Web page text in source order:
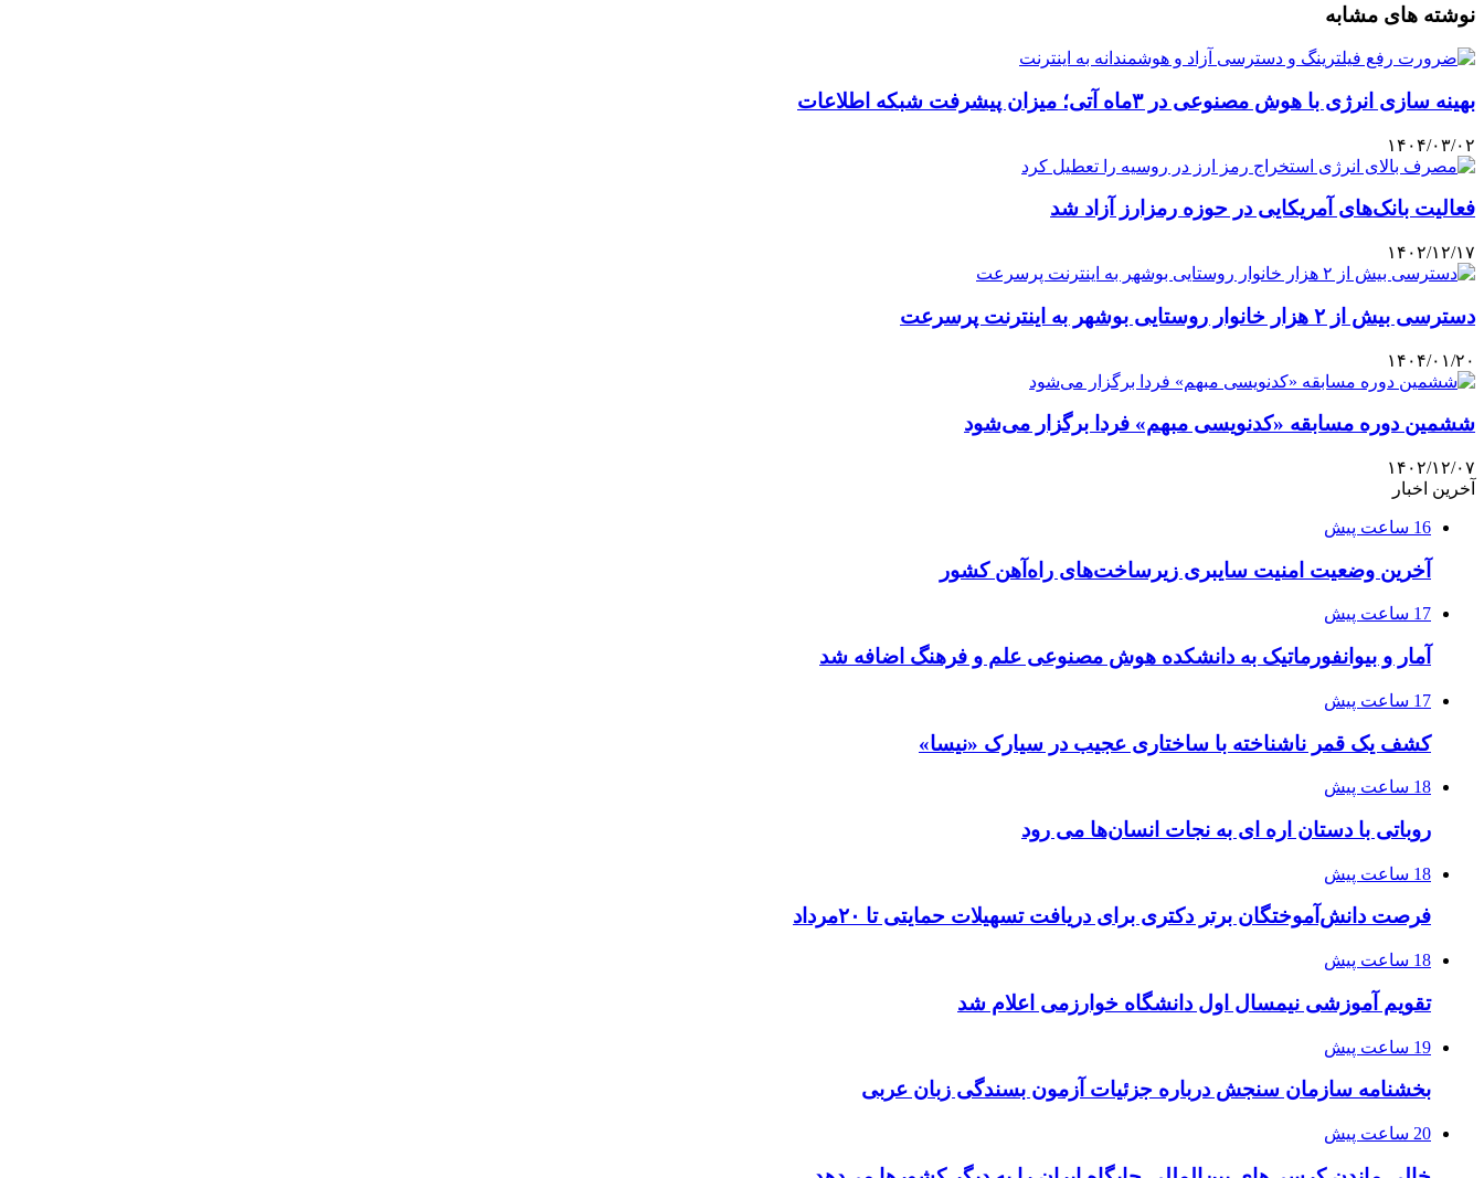
نوشته های مشابه
بهینه سازی انرژی با هوش مصنوعی در ۳ماه آتی؛ میزان پیشرفت شبکه اطلاعات
۱۴۰۴/۰۳/۰۲
فعالیت بانک‌های آمریکایی در حوزه رمزارز آزاد شد
۱۴۰۲/۱۲/۱۷
دسترسی بیش از ۲ هزار خانوار روستایی بوشهر به اینترنت پرسرعت
۱۴۰۴/۰۱/۲۰
ششمین دوره مسابقه «کدنویسی مبهم» فردا برگزار می‌شود
۱۴۰۲/۱۲/۰۷
آخرین اخبار
16 ساعت پیش
آخرین وضعیت امنیت سایبری زیرساخت‌های راه‌آهن کشور
17 ساعت پیش
آمار و بیوانفورماتیک به دانشکده هوش مصنوعی علم و فرهنگ اضافه شد
17 ساعت پیش
کشف یک قمر ناشناخته با ساختاری عجیب در سیارک «نیسا»
18 ساعت پیش
روباتی با دستان اره ای به نجات انسان‌ها می رود
18 ساعت پیش
فرصت دانش‌آموختگان برتر دکتری‌ برای دریافت تسهیلات حمایتی تا ۲۰مرداد
18 ساعت پیش
تقویم آموزشی نیمسال اول دانشگاه خوارزمی اعلام شد
19 ساعت پیش
بخشنامه سازمان سنجش درباره جزئیات آزمون بسندگی زبان عربی
20 ساعت پیش